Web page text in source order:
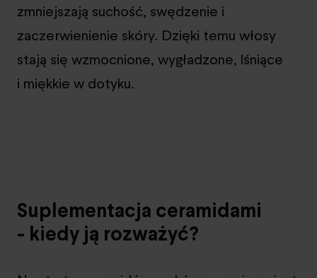
zmniejszają suchość, swędzenie i
zaczerwienienie skóry. Dzięki temu włosy
stają się wzmocnione, wygładzone, lśniące
i miękkie w dotyku.
Suplementacja ceramidami
- kiedy ją rozważyć?